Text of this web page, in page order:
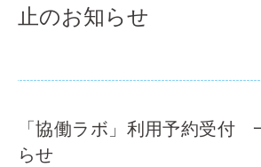
止のお知らせ
「協働ラボ」利用予約受付
らせ